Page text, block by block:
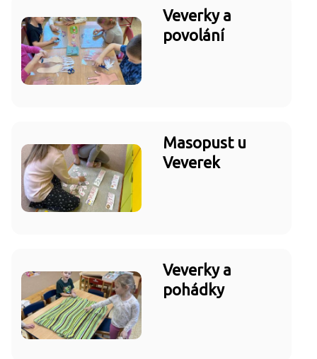
Veverky a
povolání
Masopust u
Veverek
Veverky a
pohádky